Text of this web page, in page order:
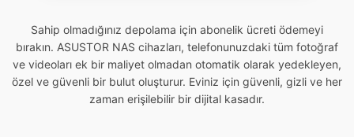
Sahip olmadığınız depolama için abonelik ücreti ödemeyi
bırakın. ASUSTOR NAS cihazları, telefonunuzdaki tüm fotoğraf
ve videoları ek bir maliyet olmadan otomatik olarak yedekleyen,
özel ve güvenli bir bulut oluşturur. Eviniz için güvenli, gizli ve her
zaman erişilebilir bir dijital kasadır.